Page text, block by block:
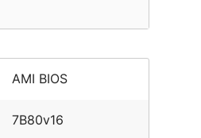
AMI BIOS
7B80v16